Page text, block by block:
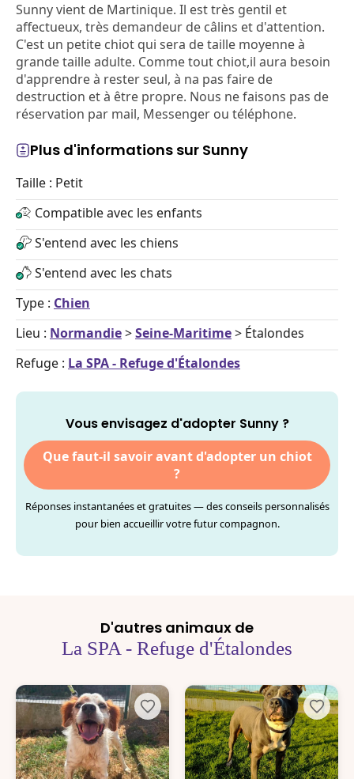
Sunny vient de Martinique. Il est très gentil et
affectueux, très demandeur de câlins et d'attention.
C'est un petite chiot qui sera de taille moyenne à
grande taille adulte. Comme tout chiot,il aura besoin
d'apprendre à rester seul, à na pas faire de
destruction et à être propre. Nous ne faisons pas de
réservation par mail, Messenger ou téléphone.
Plus d'informations sur Sunny
Taille : Petit
Compatible avec les enfants
S'entend avec les chiens
S'entend avec les chats
Type : Chien
Lieu : Normandie>Seine-Maritime> Étalondes
Refuge : La SPA - Refuge d'Étalondes
Vous envisagez d'adopter Sunny ?
Que faut-il savoir avant d'adopter un chiot
?
Réponses instantanées et gratuites — des conseils personnalisés
pour bien accueillir votre futur compagnon.
D'autres animaux de
La SPA - Refuge d'Étalondes